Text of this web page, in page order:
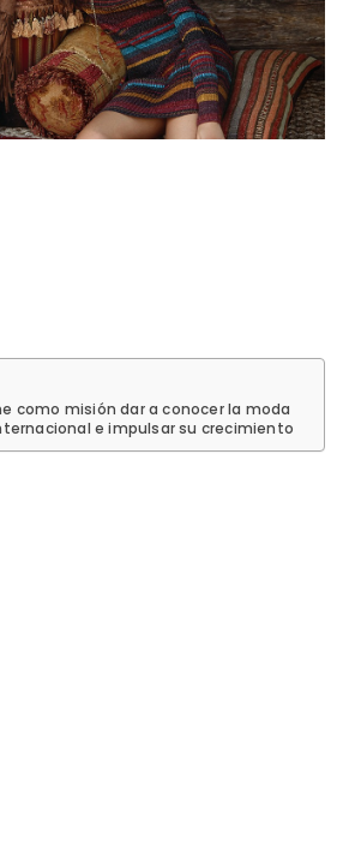
como misión dar a conocer la moda
e impulsar su crecimiento